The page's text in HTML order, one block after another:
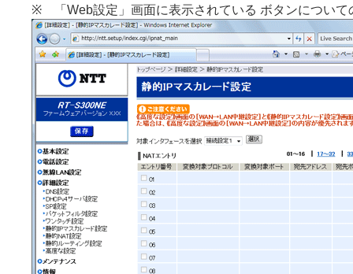
※ 「Web設定」画面に表示されている ボタンについて